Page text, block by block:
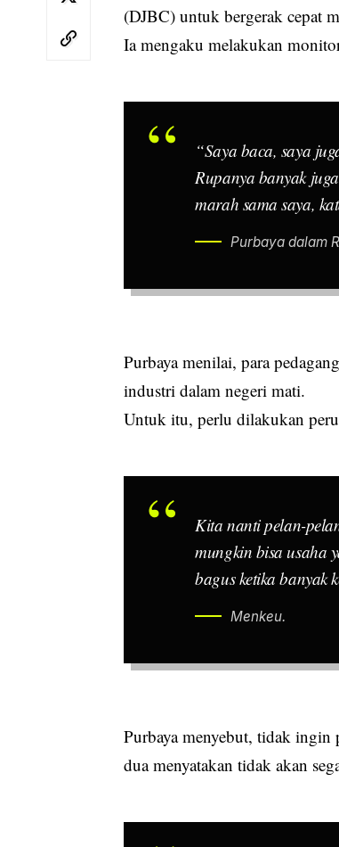
(DJBC) untuk bergerak cepat
Ia mengaku melakukan
“Saya baca, saya
Rupanya banyak
marah sama saya,
Purbaya dalam
Purbaya menilai, para
industri dalam negeri mati.
Untuk itu, perlu dilakukan
Kita nanti pelan-
mungkin bisa usaha
bagus ketika banyak
Menkeu.
Purbaya menyebut, tidak ingin
dua menyatakan tidak akan